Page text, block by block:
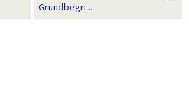
Grundbegri...